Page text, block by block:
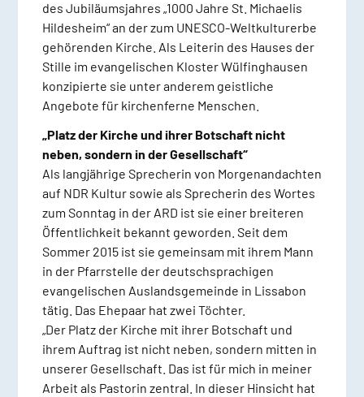
des Jubiläumsjahres „1000 Jahre St. Michaelis
Hildesheim“ an der zum UNESCO-Weltkulturerbe
gehörenden Kirche. Als Leiterin des Hauses der
Stille im evangelischen Kloster Wülfinghausen
konzipierte sie unter anderem geistliche
Angebote für kirchenferne Menschen.
„Platz der Kirche und ihrer Botschaft nicht
neben, sondern in der Gesellschaft“
Als langjährige Sprecherin von Morgenandachten
auf NDR Kultur sowie als Sprecherin des Wortes
zum Sonntag in der ARD ist sie einer breiteren
Öffentlichkeit bekannt geworden. Seit dem
Sommer 2015 ist sie gemeinsam mit ihrem Mann
in der Pfarrstelle der deutschsprachigen
evangelischen Auslandsgemeinde in Lissabon
tätig. Das Ehepaar hat zwei Töchter.
„Der Platz der Kirche mit ihrer Botschaft und
ihrem Auftrag ist nicht neben, sondern mitten in
unserer Gesellschaft. Das ist für mich in meiner
Arbeit als Pastorin zentral. In dieser Hinsicht hat